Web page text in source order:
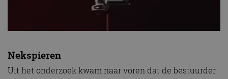
Nekspieren
Uit het onderzoek kwam naar voren dat de bestuurder